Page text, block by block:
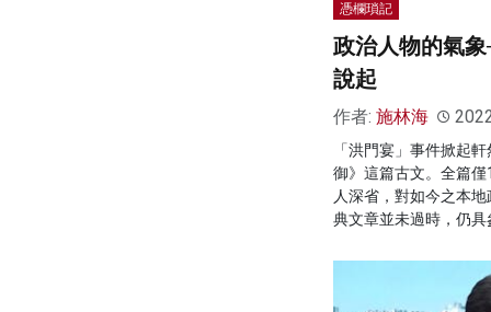
憑欄瑣記
政治人物的氣
說起
作者: 施林海
「洪門宴」事件掀起
御》這篇古文。全篇
人深省，對如今之本
典文章並未過時，仍具